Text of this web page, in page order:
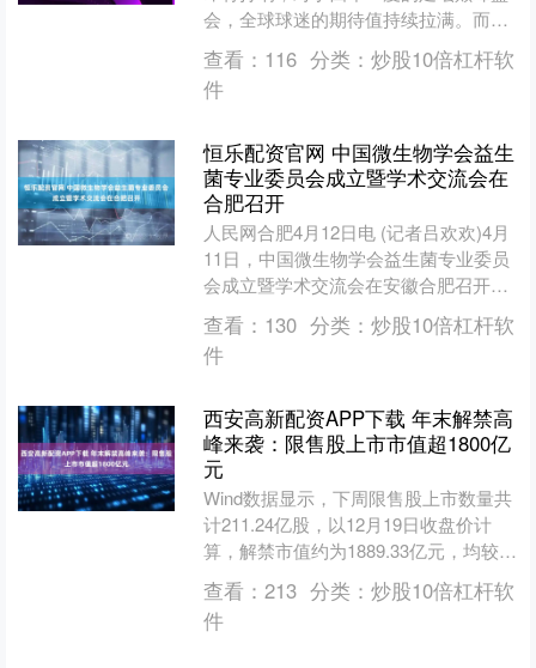
会，全球球迷的期待值持续拉满。而在
世界超市义乌，世界杯相关的订单持续
增长。 2026年美....
查看： 116 分类： 炒股10倍杠杆软
件
恒乐配资官网 中国微生物学会益生
菌专业委员会成立暨学术交流会在
合肥召开
人民网合肥4月12日电 (记者吕欢欢)4月
11日，中国微生物学会益生菌专业委员
会成立暨学术交流会在安徽合肥召开。
据悉，本次会议由中国微生物学会益生
菌专业委员会....
查看： 130 分类： 炒股10倍杠杆软
件
西安高新配资APP下载 年末解禁高
峰来袭：限售股上市市值超1800亿
元
Wind数据显示，下周限售股上市数量共
计211.24亿股，以12月19日收盘价计
算，解禁市值约为1889.33亿元，均较本
周大幅增加。从全年周数据来看，下周
限售....
查看： 213 分类： 炒股10倍杠杆软
件